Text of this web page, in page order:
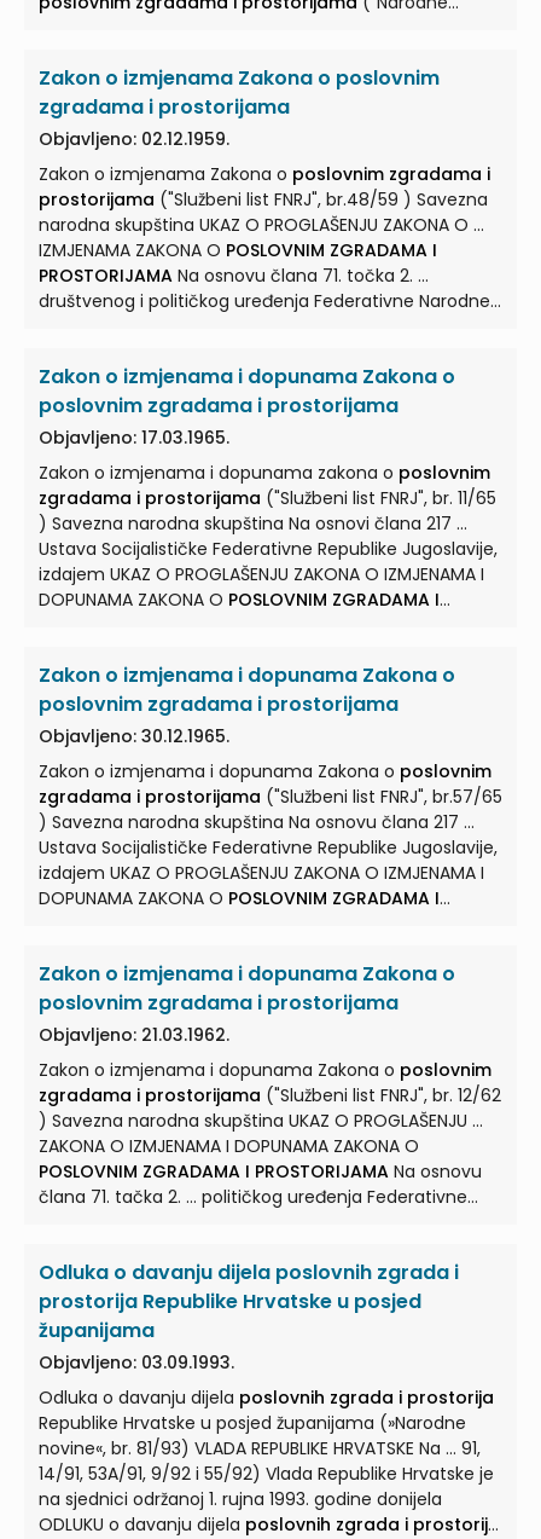
PROSTORIJAMANa osnovu člana 71. točka 2. ...
osnovama društvenog i političkog uređenja
Federativne Narodne Republike Jugoslavije i saveznim
organima vlasti, proglašava se Zakon o
zgradama i prostorijama
... ZAKON OPOSLOVNIM
ZGRADAMA I PROSTORIJAMAGlava I. OPĆE ODREDBE
Član 1. ...
Zakon o izmjenama Zakona o poslovnim
zgradama i prostorijama
Objavljeno: 02.12.1959.
Zakon o izmjenama Zakona o poslovnim zgradama i
prostorijama ("Službeni list FNRJ", br.48/59 ) Savezna
narodna skupština UKAZ O PROGLAŠENJU ZAKONA O ...
IZMJENAMA ZAKONA O POSLOVNIM ZGRADAMA I
PROSTORIJAMA Na osnovu člana 71. točka 2. ...
društvenog i političkog uređenja Federativne Narodne
poslovnim zgradama i prostorijama ... ZAKON O
IZMJENAMA ZAKONA OPOSLOVNIM ZGRADAMA I
PROSTORIJAMA
zgradama i prostorijama
16/59) u članu 11. stav 2 mijenja se i glasi: »Općinski
narodni odbor na sjednicama ...
Zakon o izmjenama i dopunama Zakona o
poslovnim zgradama i prostorijama
Objavljeno: 17.03.1965.
Zakon o izmjenama i dopunama zakona o poslovnim
zgradama i prostorijama ("Službeni list FNRJ", br. 11/65
) Savezna narodna skupština Na osnovi člana 217 ...
Ustava Socijalističke Federativne Republike Jugoslavije,
izdajem UKAZ O PROGLAŠENJU ZAKONA O IZMJENAMA I
DOPUNAMA ZAKONA O POSLOVNIM ZGRADAMA I
prostorijama, koji je usvojila Savezna skupština na
sjednici Saveznog vijeća ... Ustavnog zakona o provedbi
Ustava, Zakon oposlovnim zgradama i prostorijama
(»Službeni list FNRJ«, br. 16/59, 48/59 i 12/62) usklađuje
se s Ustavom i ... u njemu se vrše izmjene i dopune,
koje glase ZAKON O IZMJENAMA I DOPUNAMA ZAKONA O
POSLOVNIM ZGRADAMA I PROSTORIJAMAČlan 1. ...
Zakon o izmjenama i dopunama Zakona o
poslovnim zgradama i prostorijama
Objavljeno: 30.12.1965.
Zakon o izmjenama i dopunama Zakona o poslovnim
zgradama i prostorijama ("Službeni list FNRJ", br.57/65
) Savezna narodna skupština Na osnovu člana 217 ...
Ustava Socijalističke Federativne Republike Jugoslavije,
izdajem UKAZ O PROGLAŠENJU ZAKONA O IZMJENAMA I
DOPUNAMA ZAKONA O POSLOVNIM ZGRADAMA I
prostorijama, koji je usvojila Savezna skupština na
sjednici Saveznog vijeća ... ZAKON O IZMJENAMA I
DOPUNAMA ZAKONA O
PROSTORIJAMA
zgradama i prostorijama(„Službeni list SFRJ", br.
43/65) u članu 2. stav 1. briše se. Član 2. U članu 8. stav
2. briše se. ...
Zakon o izmjenama i dopunama Zakona o
poslovnim zgradama i prostorijama
Objavljeno: 21.03.1962.
Zakon o izmjenama i dopunama Zakona o poslovnim
zgradama i prostorijama ("Službeni list FNRJ", br. 12/62
) Savezna narodna skupština UKAZ O PROGLAŠENJU ...
ZAKONA O IZMJENAMA I DOPUNAMA ZAKONA O
POSLOVNIM ZGRADAMA I PROSTORIJAMA Na osnovu
člana 71. tačka 2. ... političkog uređenja Federativne
Zakona oposlovnim zgradama i prostorijama...
ZAKON O IZMJENAMA I DOPUNAMA ZAKONA O
POSLOVNIM ZGRADAMA I PROSTORIJAMA
Zakonu o
poslovnim zgradama i prostorijama
(»Službeni list FNRJ«, br. 16/59 i 48/59) u članu 12. stav 3.
briše se. Član 2. ...
Odluka o davanju dijela poslovnih zgrada i
prostorija Republike Hrvatske u posjed
županijama
Objavljeno: 03.09.1993.
Odluka o davanju dijela poslovnih zgrada i prostorija
Republike Hrvatske u posjed županijama (»Narodne
novine«, br. 81/93) VLADA REPUBLIKE HRVATSKE Na ... 91,
14/91, 53A/91, 9/92 i 55/92) Vlada Republike Hrvatske je
na sjednici održanoj 1. rujna 1993. godine donijela
ODLUKU o davanju dijela poslovnih zgrada i prostorija